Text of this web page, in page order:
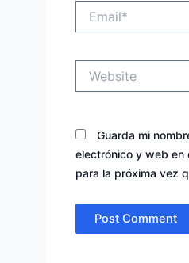
Guarda mi
electrónico y web en
para la próxima vez